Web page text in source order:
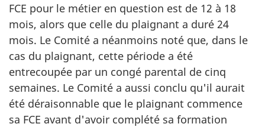
FCE pour le métier en question est de 12 à 18
mois, alors que celle du plaignant a duré 24
mois. Le Comité a néanmoins noté que, dans le
cas du plaignant, cette période a été
entrecoupée par un congé parental de cinq
semaines. Le Comité a aussi conclu qu'il aurait
été déraisonnable que le plaignant commence
sa FCE avant d'avoir complété sa formation